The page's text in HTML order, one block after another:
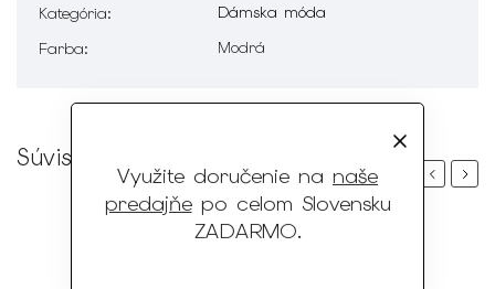
Využite doručenie na naše
predajňepo celom Slovensku
ZADARMO.
Kategória:
Dámska móda
Farba: Modrá
Súvisiaci tovar
PreviousNext